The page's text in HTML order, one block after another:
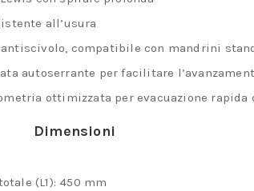
quantità
all’usura
antiscivolo, compatibile con mandrini
autoserrante per facilitare
ottimizzata per evacuazione rapida
Dimensioni
(L1): 450 mm